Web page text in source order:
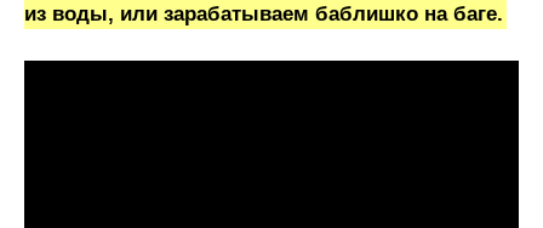
из воды, или зарабатываем баблишко на баге.